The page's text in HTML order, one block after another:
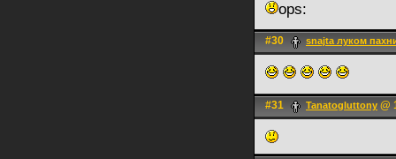
ops:
#30 snajta луком
#31 Tanatogluttony @